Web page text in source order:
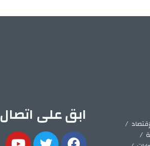
ابق على اتصال